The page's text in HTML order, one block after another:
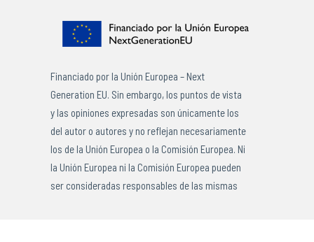
Financiado por la Unión Europea – Next
Generation EU. Sin embargo, los puntos de vista
y las opiniones expresadas son únicamente los
del autor o autores y no reflejan necesariamente
los de la Unión Europea o la Comisión Europea. Ni
la Unión Europea ni la Comisión Europea pueden
ser consideradas responsables de las mismas